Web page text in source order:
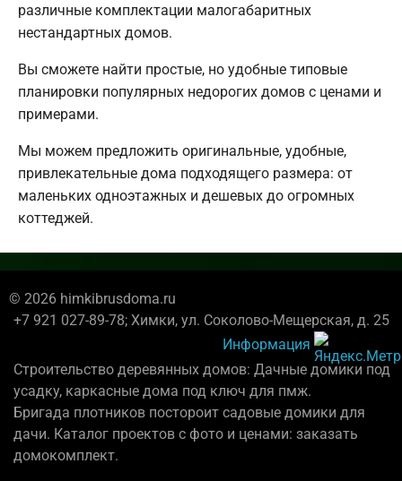
различные комплектации малогабаритных
нестандартных домов.
Вы сможете найти простые, но удобные типовые
планировки популярных недорогих домов с ценами и
примерами.
Мы можем предложить оригинальные, удобные,
привлекательные дома подходящего размера: от
маленьких одноэтажных и дешевых до огромных
коттеджей.
© 2026 himkibrusdoma.ru
+7 921 027-89-78; Химки, ул. Соколово-Мещерская, д. 25
Информация
Строительство деревянных домов: Дачные домики под
усадку, каркасные дома под ключ для пмж.
Бригада плотников постороит садовые домики для
дачи. Каталог проектов с фото и ценами: заказать
домокомплект.